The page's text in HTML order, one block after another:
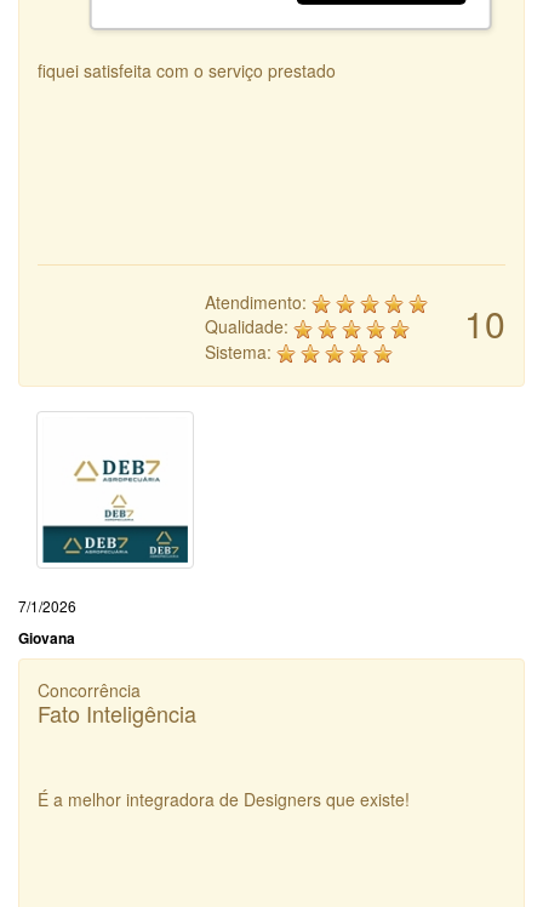
fiquei satisfeita com o serviço prestado
10
Atendimento:
Qualidade:
Sistema:
7/1/2026
Giovana
Concorrência
Fato Inteligência
É a melhor integradora de Designers que existe!